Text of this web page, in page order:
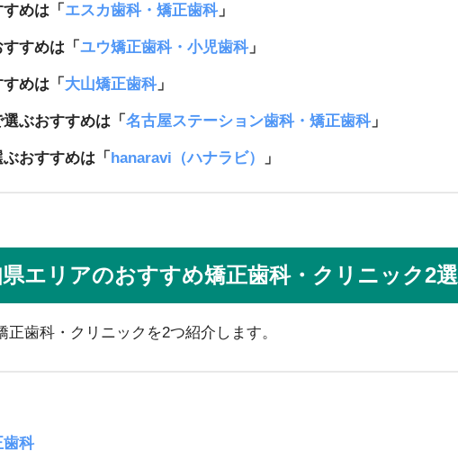
めは「 エスカ歯科・矯正歯科」
すめは「 ユウ矯正歯科・小児歯科」
めは「 大山矯正歯科」
ぶおすすめは「 名古屋ステーション歯科・矯正歯科」
おすすめは「 hanaravi（ハナラビ） 」
エリアのおすすめ矯正歯科・クリニック2選
歯科・クリニックを2つ紹介します。
歯科